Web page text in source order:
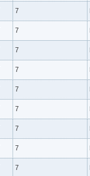
7
7
7
7
7
7
7
7
7